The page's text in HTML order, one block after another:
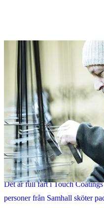
Touch Coating kan vara
Det är full fart i Touch
personer från Samhall sköter